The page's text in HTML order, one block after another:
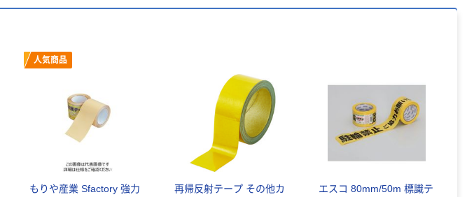
人気商品
もりや産業 Sfactory 強力
再帰反射テープ その他カ
エスコ 80mm/50m 標識テ